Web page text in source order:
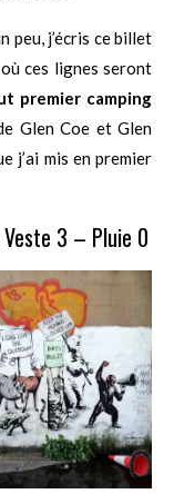
peu, j’écris ce billet
ces lignes seront
premier camping
Glen Coe et Glen
j’ai mis en premier
3 – Pluie 0